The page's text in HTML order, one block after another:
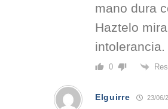
mano dura
Haztelo
intolerancia.
0
Elguirre 23/06/